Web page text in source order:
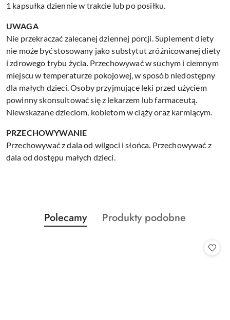
1 kapsułka dziennie w trakcie lub po posiłku.
UWAGA
Nie przekraczać zalecanej dziennej porcji. Suplement diety
nie może być stosowany jako substytut zróżnicowanej diety
i zdrowego trybu życia. Przechowywać w suchym i ciemnym
miejscu w temperaturze pokojowej, w sposób niedostępny
dla małych dzieci. Osoby przyjmujące leki przed użyciem
powinny skonsultować się z lekarzem lub farmaceutą.
Niewskazane dzieciom, kobietom w ciąży oraz karmiącym.
PRZECHOWYWANIE
Przechowywać z dala od wilgoci i słońca. Przechowywać z
dala od dostępu małych dzieci.
Pomiń karuzelę produktów
Produkty
o
Polecamy
Produkty
Produkty podobne